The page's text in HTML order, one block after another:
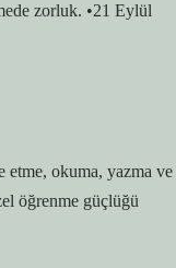
zorluk. •21 Eylül
etme, okuma, yazma ve
öğrenme güçlüğü